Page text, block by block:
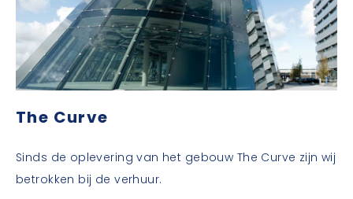
The Curve
Sinds de oplevering van het gebouw The Curve zijn wij
betrokken bij de verhuur.